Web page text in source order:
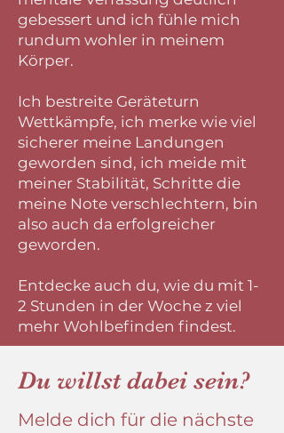
gebessert und ich fühle mich
rundum wohler in meinem
Körper.
Ich bestreite Geräteturn
Wettkämpfe, ich merke wie viel
sicherer meine Landungen
geworden sind, ich meide mit
meiner Stabilität, Schritte die
meine Note verschlechtern, bin
also auch da erfolgreicher
geworden.
Entdecke auch du, wie du mit 1-
2 Stunden in der Woche z viel
mehr Wohlbefinden findest.
Du willst dabei sein?
Melde dich für die nächste